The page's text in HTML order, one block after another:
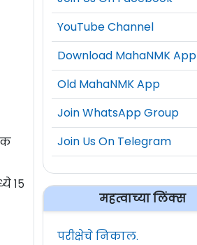
१५
YouTube Channel
Download MahaNMK App
Old MahaNMK App
Join WhatsApp Group
Join Us On Telegram
महत्वाच्या लिंक्स
परीक्षेचे निकाल.